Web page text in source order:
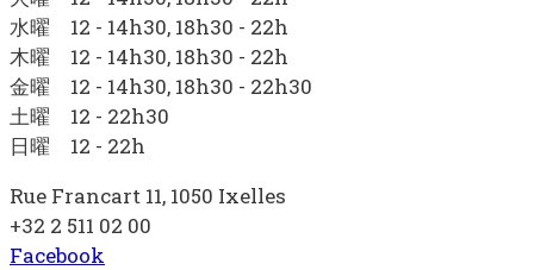
水曜 12 - 14h30, 18h30 - 22h
木曜 12 - 14h30, 18h30 - 22h
金曜 12 - 14h30, 18h30 - 22h30
土曜 12 - 22h30
日曜 12 - 22h
Rue Francart 11, 1050 Ixelles
+32 2 511 02 00
Facebook